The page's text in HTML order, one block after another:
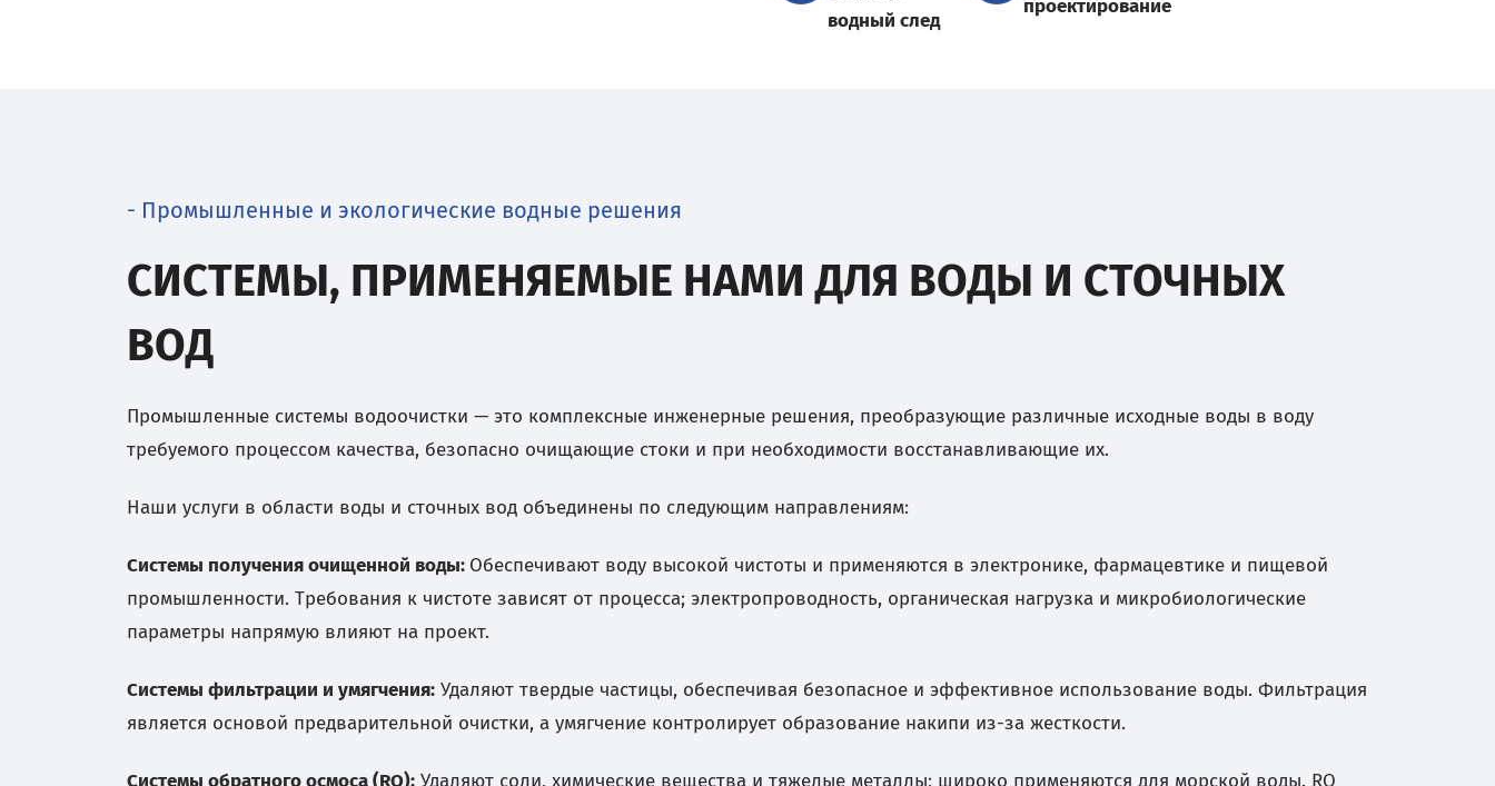
водный след
проектирование
- Промышленные и экологические водные решения
СИСТЕМЫ, ПРИМЕНЯЕМЫЕ НАМИ ДЛЯ ВОДЫ И СТОЧНЫХ
ВОД
Промышленные системы водоочистки — это комплексные инженерные решения, преобразующие различные исходные воды в воду
требуемого процессом качества, безопасно очищающие стоки и при необходимости восстанавливающие их.
Наши услуги в области воды и сточных вод объединены по следующим направлениям:
Системы получения очищенной воды: Обеспечивают воду высокой чистоты и применяются в электронике, фармацевтике и пищевой
промышленности. Требования к чистоте зависят от процесса; электропроводность, органическая нагрузка и микробиологические
параметры напрямую влияют на проект.
Системы фильтрации и умягчения: Удаляют твердые частицы, обеспечивая безопасное и эффективное использование воды. Фильтрация
является основой предварительной очистки, а умягчение контролирует образование накипи из-за жесткости.
Системы обратного осмоса (RO): Удаляют соли, химические вещества и тяжелые металлы; широко применяются для морской воды. RO